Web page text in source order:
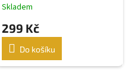
Skladem
299 Kč
Do košíku